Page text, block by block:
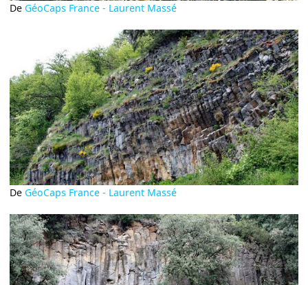
De GéoCaps France - Laurent Massé
De GéoCaps France - Laurent Massé